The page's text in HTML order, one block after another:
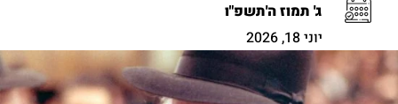
ג' תמוז ה'תשפ"ו
יוני 18, 2026